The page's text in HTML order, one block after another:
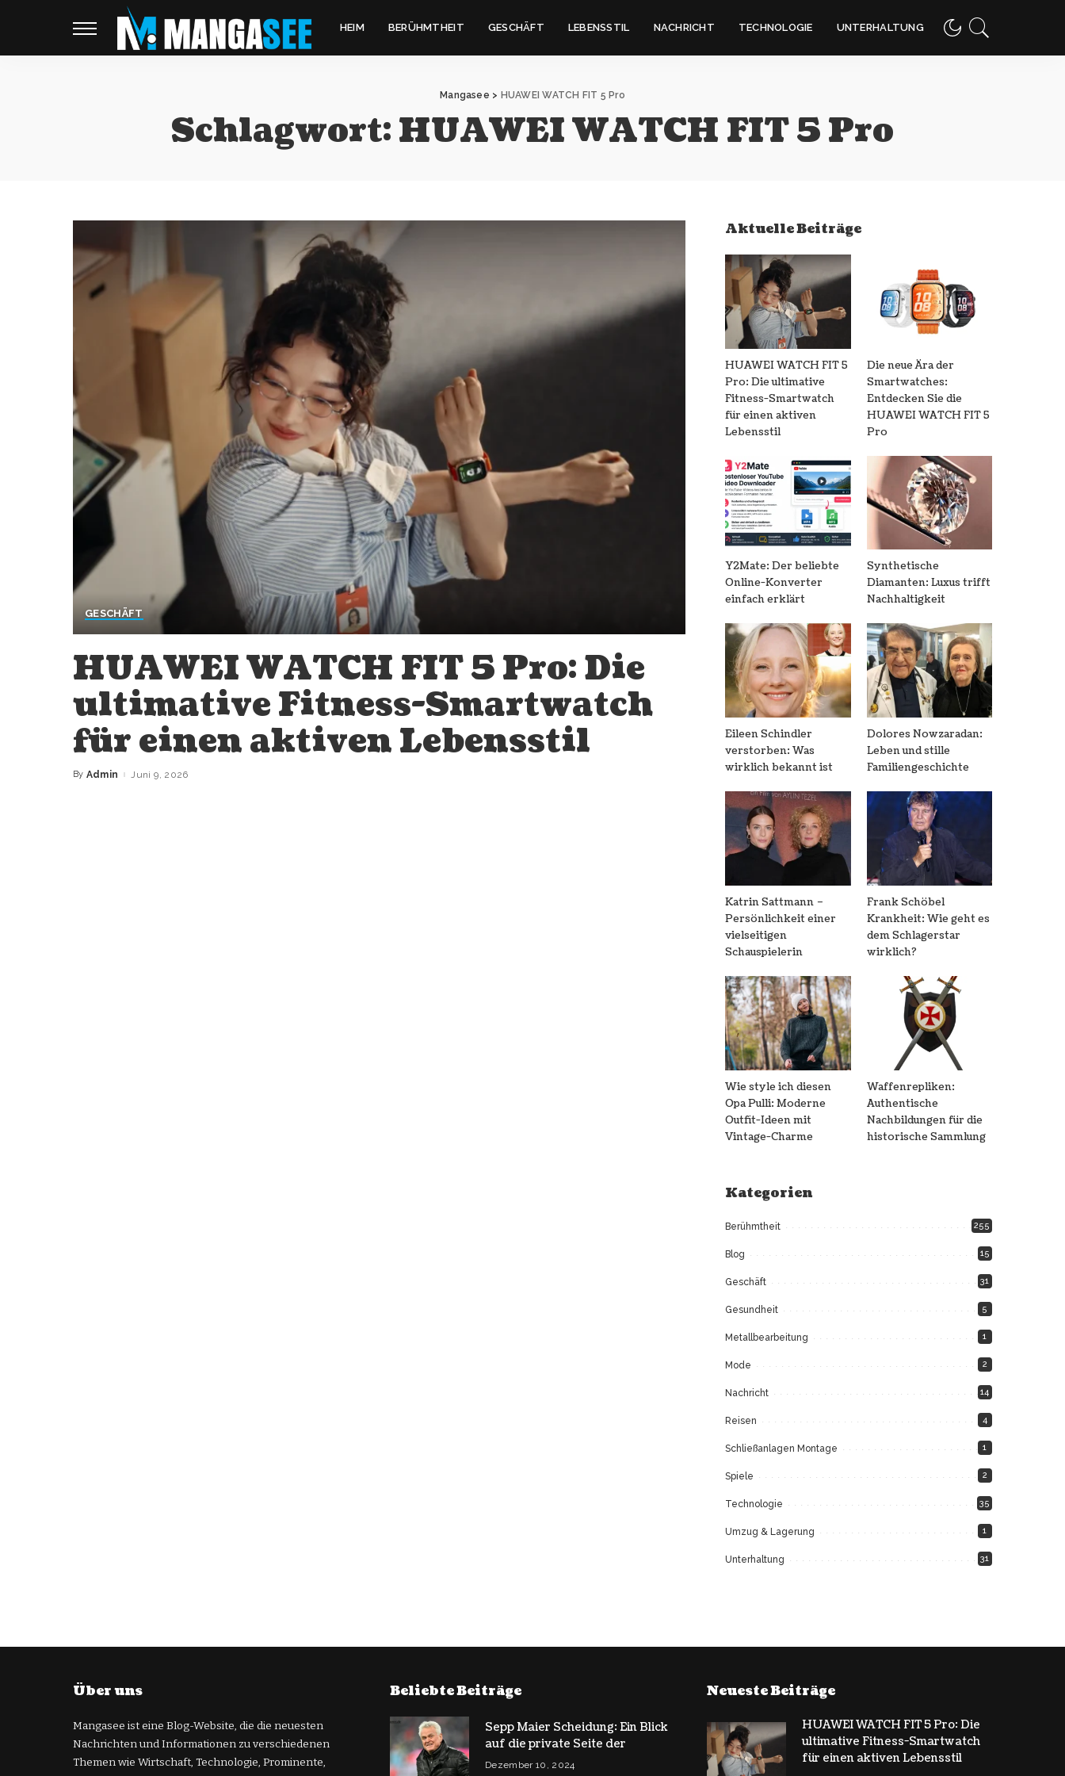
HEIM BERÜHMTHEIT GESCHÄFT LEBENSSTIL NACHRICHT TECHNOLOGIE UNTERHALTUNG
Mangasee > HUAWEI WATCH FIT 5 Pro
Schlagwort:HUAWEI WATCH FIT 5 Pro
GESCHÄFT
HUAWEI WATCH FIT 5 Pro: Die
ultimative Fitness-Smartwatch
für einen aktiven Lebensstil
Posted
By Admin Juni 9, 2026
Aktuelle Beiträge
HUAWEI WATCH FIT 5
Pro: Die ultimative
Fitness-Smartwatch
für einen aktiven
Lebensstil
Die neue Ära der
Smartwatches:
Entdecken Sie die
HUAWEI WATCH FIT 5
Pro
Y2Mate: Der beliebte
Online-Konverter
einfach erklärt
Synthetische
Diamanten: Luxus trifft
Nachhaltigkeit
Eileen Schindler
verstorben: Was
wirklich bekannt ist
Dolores Nowzaradan:
Leben und stille
Familiengeschichte
Katrin Sattmann –
Persönlichkeit einer
vielseitigen
Schauspielerin
Frank Schöbel
Krankheit: Wie geht es
dem Schlagerstar
wirklich?
Wie style ich diesen
Opa Pulli: Moderne
Outfit-Ideen mit
Vintage-Charme
Waffenrepliken:
Authentische
Nachbildungen für die
historische Sammlung
Kategorien
Berühmtheit 255
Blog 15
Geschäft 31
Gesundheit 5
Metallbearbeitung 1
Mode 2
Nachricht 14
Reisen 4
Schließanlagen Montage 1
Spiele 2
Technologie 35
Umzug & Lagerung 1
Unterhaltung 31
Über uns
Mangasee ist eine Blog-Website, die die neuesten
Nachrichten und Informationen zu verschiedenen
Themen wie Wirtschaft, Technologie, Prominente,
Beliebte Beiträge
Sepp Maier Scheidung: Ein Blick
auf die private Seite der
Dezember 10, 2024
Neueste Beiträge
HUAWEI WATCH FIT 5 Pro: Die
ultimative Fitness-Smartwatch
für einen aktiven Lebensstil